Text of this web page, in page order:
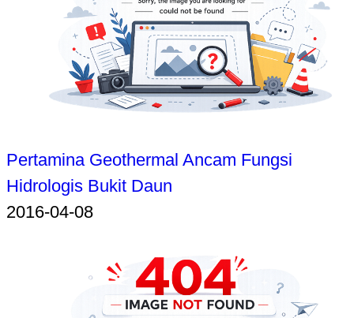
Pertamina Geothermal Ancam Fungsi
Hidrologis Bukit Daun
2016-04-08